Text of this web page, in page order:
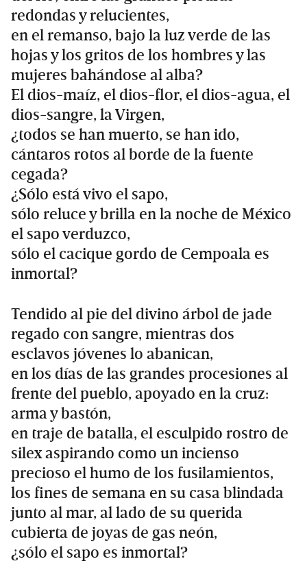
redondas y relucientes,
en el remanso, bajo la luz verde de las
hojas y los gritos de los hombres y las
mujeres bahándose al alba?
El dios-maíz, el dios-flor, el dios-agua, el
dios-sangre, la Virgen,
¿todos se han muerto, se han ido,
cántaros rotos al borde de la fuente
cegada?
¿Sólo está vivo el sapo,
sólo reluce y brilla en la noche de México
el sapo verduzco,
sólo el cacique gordo de Cempoala es
inmortal?
Tendido al pie del divino árbol de jade
regado con sangre, mientras dos
esclavos jóvenes lo abanican,
en los días de las grandes procesiones al
frente del pueblo, apoyado en la cruz:
arma y bastón,
en traje de batalla, el esculpido rostro de
silex aspirando como un incienso
precioso el humo de los fusilamientos,
los fines de semana en su casa blindada
junto al mar, al lado de su querida
cubierta de joyas de gas neón,
¿sólo el sapo es inmortal?